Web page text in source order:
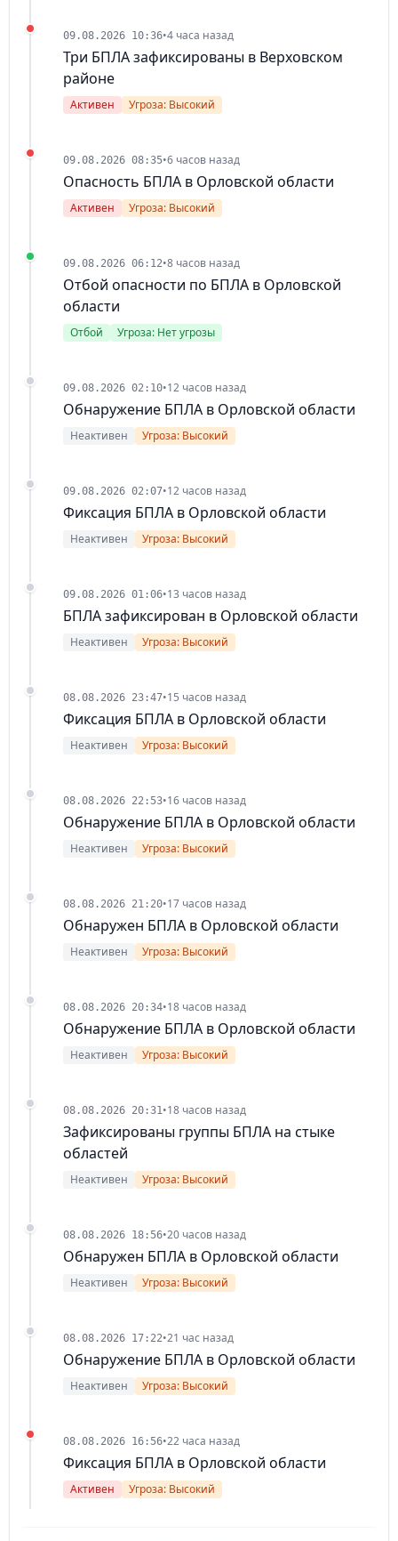
09.08.2026 10:36•4 часа назад
Три БПЛА зафиксированы в Верховском
районе
Активен Угроза: Высокий
09.08.2026 08:35•6 часов назад
Опасность БПЛА в Орловской области
Активен Угроза: Высокий
09.08.2026 06:12•8 часов назад
Отбой опасности по БПЛА в Орловской
области
Отбой Угроза: Нет угрозы
09.08.2026 02:10•12 часов назад
Обнаружение БПЛА в Орловской области
Неактивен Угроза: Высокий
09.08.2026 02:07•12 часов назад
Фиксация БПЛА в Орловской области
Неактивен Угроза: Высокий
09.08.2026 01:06•13 часов назад
БПЛА зафиксирован в Орловской области
Неактивен Угроза: Высокий
08.08.2026 23:47•15 часов назад
Фиксация БПЛА в Орловской области
Неактивен Угроза: Высокий
08.08.2026 22:53•16 часов назад
Обнаружение БПЛА в Орловской области
Неактивен Угроза: Высокий
08.08.2026 21:20•17 часов назад
Обнаружен БПЛА в Орловской области
Неактивен Угроза: Высокий
08.08.2026 20:34•18 часов назад
Обнаружение БПЛА в Орловской области
Неактивен Угроза: Высокий
08.08.2026 20:31•18 часов назад
Зафиксированы группы БПЛА на стыке
областей
Неактивен Угроза: Высокий
08.08.2026 18:56•20 часов назад
Обнаружен БПЛА в Орловской области
Неактивен Угроза: Высокий
08.08.2026 17:22•21 час назад
Обнаружение БПЛА в Орловской области
Неактивен Угроза: Высокий
08.08.2026 16:56•22 часа назад
Фиксация БПЛА в Орловской области
Активен Угроза: Высокий